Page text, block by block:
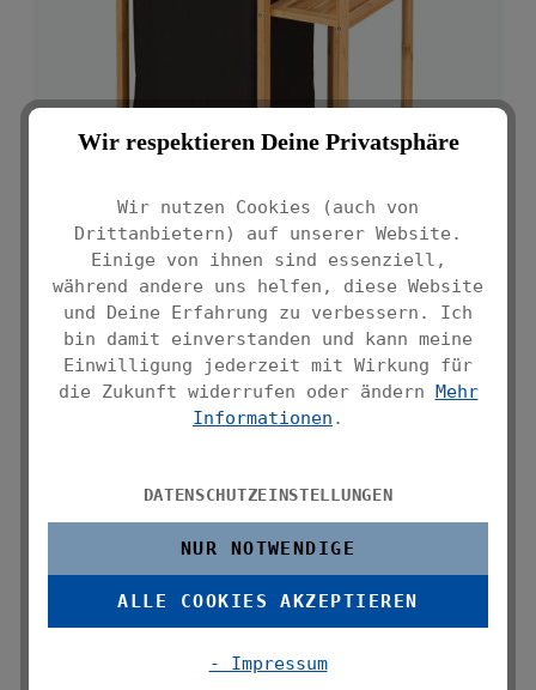
WÄSCHETRUHE MOD. BAMBUSA MIT SITZPOLSTER
KONISCHE FORM, IDEAL ZUR
WÄSCHEAUFBEWAHRUNG
Wir respektieren Deine Privatsphäre
Wir nutzen Cookies (auch von
Drittanbietern) auf unserer Website.
Einige von ihnen sind essenziell,
während andere uns helfen, diese Website
und Deine Erfahrung zu verbessern. Ich
bin damit einverstanden und kann meine
Einwilligung jederzeit mit Wirkung für
die Zukunft widerrufen oder ändern Mehr
Informationen .
DATENSCHUTZEINSTELLUNGEN
NUR NOTWENDIGE
ALLE COOKIES AKZEPTIEREN
- Impressum